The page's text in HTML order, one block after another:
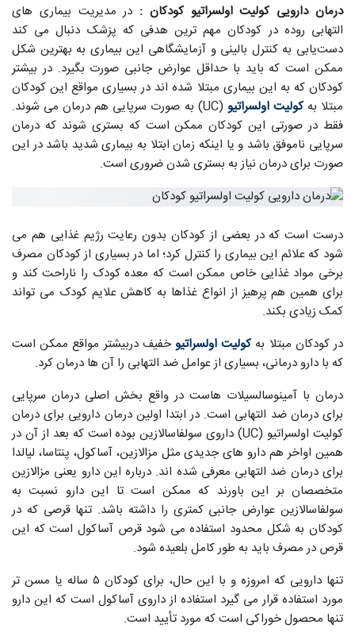
درمان دارویی کولیت اولسراتیو کودکان : در مدیریت بیماری ‌های
التهابی روده در کودکان مهم ترین هدفی که پزشک دنبال می کند
دست‌یابی به کنترل بالینی و آزمایشگاهی این بیماری به بهترین شکل
ممکن است که باید با حداقل عوارض جانبی صورت بگیرد. در بیشتر
کودکان که به این بیماری مبتلا شده اند در بسیاری مواقع این کودکان
مبتلا بهکولیت اولسراتیو
(UC) به صورت سرپایی هم درمان می شوند.
فقط در صورتی این کودکان ممکن است که بستری شوند که درمان
سرپایی ناموفق باشد و یا اینکه زمان ابتلا به بیماری شدید باشد در این
صورت برای درمان نیاز به بستری شدن ضروری است.
درست است که در بعضی از کودکان بدون رعایت رژیم غذایی هم می
شود که علائم این بیماری را کنترل کرد؛ اما در بسیاری از کودکان مصرف
برخی مواد غذایی خاص ممکن است که معده کودک را ناراحت ‌کند و
برای همین هم پرهیز از انواع غذاها به کاهش علایم کودک می تواند
کمک زیادی بکند.
در کودکان مبتلا بهکولیت اولسراتیو خفیف دربیشتر مواقع ممکن است
که با دارو درمانی، بسیاری از عوامل ضد التهابی را آن ها درمان کرد.
درمان با آمینوسالسیلات‌ هاست در واقع بخش اصلی درمان سرپایی
برای درمان ضد التهابی است. در ابتدا اولین درمان دارویی برای درمان
کولیت اولسراتیو (UC) داروی سولفاسالازین بوده است که بعد از آن در
همین اواخر هم دارو های جدیدی مثل مزالازین، آساکول، پنتاسا، لیالدا
برای درمان ضد التهابی معرفی شده اند. درباره این دارو یعنی مزالازین
متخصصان بر این باورند که ممکن است تا این دارو نسبت به
سولفاسالازین عوارض جانبی کمتری را داشته باشد. تنها قرصی که در
کودکان به شکل محدود استفاده می شود قرص ‌آساکول است که این
قرص در مصرف باید به طور کامل بلعیده شود.
تنها دارویی که امروزه و با این حال، برای کودکان ۵ ساله یا مسن ‌تر
مورد استفاده قرار می گیرد استفاده از داروی ‌آساکول است که این دارو
تنها محصول خوراکی است که مورد تأیید است.